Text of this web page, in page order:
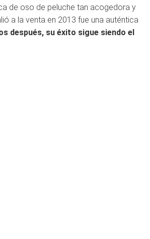
de oso de peluche tan acogedora y
a la venta en 2013 fue una auténtica
después, su éxito sigue siendo el